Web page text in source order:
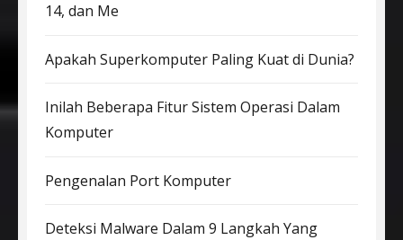
14, dan Me
Apakah Superkomputer Paling Kuat di Dunia?
Inilah Beberapa Fitur Sistem Operasi Dalam
Komputer
Pengenalan Port Komputer
Deteksi Malware Dalam 9 Langkah Yang